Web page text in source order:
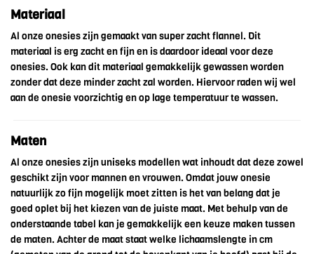
Materiaal
Al onze onesies zijn gemaakt van super zacht flannel. Dit
materiaal is erg zacht en fijn en is daardoor ideaal voor deze
onesies. Ook kan dit materiaal gemakkelijk gewassen worden
zonder dat deze minder zacht zal worden. Hiervoor raden wij wel
aan de onesie voorzichtig en op lage temperatuur te wassen.
Maten
Al onze onesies zijn uniseks modellen wat inhoudt dat deze zowel
geschikt zijn voor mannen en vrouwen. Omdat jouw onesie
natuurlijk zo fijn mogelijk moet zitten is het van belang dat je
goed oplet bij het kiezen van de juiste maat. Met behulp van de
onderstaande tabel kan je gemakkelijk een keuze maken tussen
de maten. Achter de maat staat welke lichaamslengte in cm